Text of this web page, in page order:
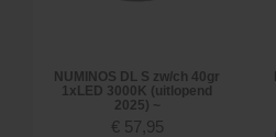
NUMINOS DL S zw/ch 40gr
1xLED 3000K (uitlopend
2025) ~
€ 57,95